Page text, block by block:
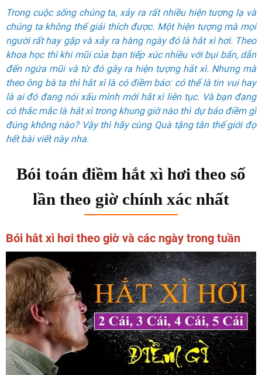
Trong cuộc sống chúng ta, xảy ra rất nhiều hiện tượng lạ và
chúng ta không thể giải thích được. Một hiện tượng mà mọi
người rất hay gặp và xảy ra hàng ngày đó là hắt xì hơi. Theo
khoa học thì khi mũi của bạn tiếp xúc nhiều với bụi bẩn, dẫn
đến ngứa mũi và từ đó gây ra hiện tượng hắt xì. Nhưng mà
theo ông bà ta thì hắt xì là có điềm báo: có thể là tin vui hay
là ai đó đang nói xấu mình mới hắt xì liên tục. Và bạn đang
có thắc mắc là hắt xì trong khung giờ nào thì dự báo điềm gì
đúng không nào? Vậy thì hãy cùng Quà tặng tân thế giới đọ
hết bài viết này nha.
Bói toán điềm hắt xì hơi theo số
lần theo giờ chính xác nhất
Bói hắt xì hơi theo giờ và các ngày trong tuần